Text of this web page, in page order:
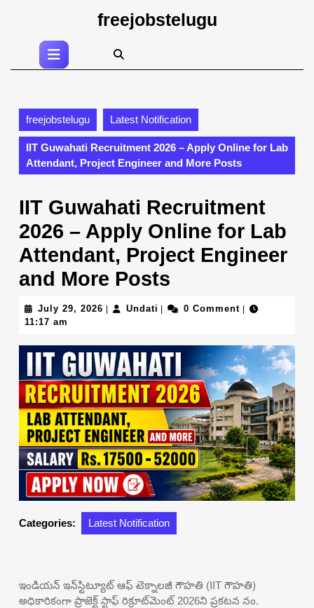
to
freejobstelugu
Open
Button
freejobstelugu Latest Notification
IIT Guwahati Recruitment 2026 – Apply Online for Lab
Attendant, Project Engineer and More Posts
IIT Guwahati Recruitment
2026 – Apply Online for Lab
Attendant, Project Engineer
and More Posts
July 29, 2026 July Undati Undati0 Comment
11:17 am
Categories: Latest Notification
ఇండియన్ ఇన్‌స్టిట్యూట్ ఆఫ్ టెక్నాలజీ గౌహతి (IIT గౌహతి)
అధికారికంగా ప్రాజెక్ట్ స్టాఫ్ రిక్రూట్‌మెంట్ 2026ని ప్రకటన నం.